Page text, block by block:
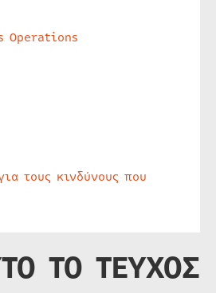
Operations
τους κινδύνους που
ΤΟ ΤΕΥΧΟΣ